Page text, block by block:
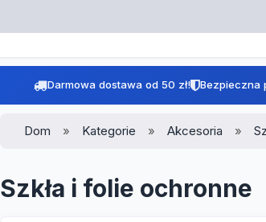
Darmowa dostawa od 50 zł! Bezpieczna
Dom Kategorie Akcesoria
Szkła i folie ochronne